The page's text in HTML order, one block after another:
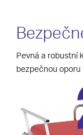
Pevná a robustní
bezpečnou